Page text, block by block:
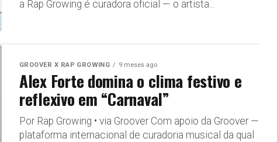
a Rap Growing é curadora oficial — o artista...
GROOVER X RAP GROWING 9 meses ago
Alex Forte domina o clima festivo e
reflexivo em “Carnaval”
Por Rap Growing • via Groover Com apoio da Groover —
plataforma internacional de curadoria musical da qual